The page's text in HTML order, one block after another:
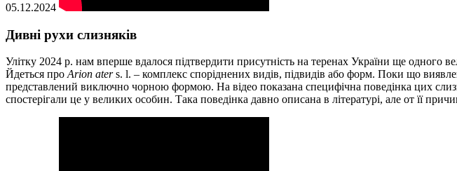
05.12.2024
Дивні рухи слизняків
Улітку 2024 р. нам вперше вдалося підтвердити присутність на теренах України ще одного
Йдеться про Arion aters. l. – комплекс споріднених видів, підвидів або форм. Поки що
представлений виключно чорною формою. На відео показана специфічна поведінка цих
спостерігали це у великих особин. Така поведінка давно описана в літературі, але от її